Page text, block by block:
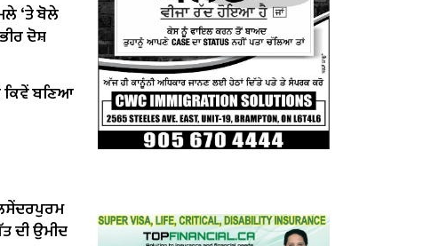
‘ਤੇ ਬੋਲੇ
ਦੋਸ਼
ਕਿਵੇਂ ਬਣਿਆ
ਦੀ ਉਮੀਦ